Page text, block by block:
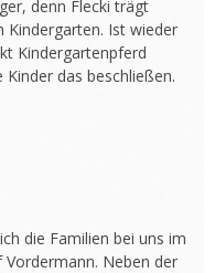
denn Flecki trägt
Kindergarten. Ist wieder
Kindergartenpferd
das beschließen.
die Familien bei uns im
Neben der